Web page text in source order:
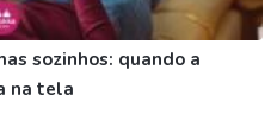
sozinhos: quando a
na tela